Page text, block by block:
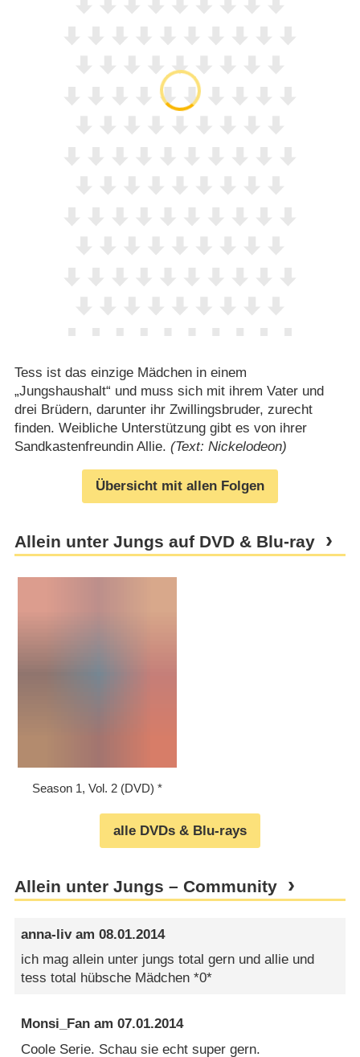
Tess ist das einzige Mädchen in einem
„Jungshaushalt“ und muss sich mit ihrem Vater und
drei Brüdern, darunter ihr Zwillingsbruder, zurecht
finden. Weibliche Unterstützung gibt es von ihrer
Sandkastenfreundin Allie. (Text: Nickelodeon)
Übersicht mit allen Folgen
Allein unter Jungs auf DVD & Blu-ray
Season 1, Vol. 2 (DVD)
alle DVDs & Blu-rays
Allein unter Jungs – Community
anna-livam08.01.2014
ich mag allein unter jungs total gern und allie und
tess total hübsche Mädchen *0*
Monsi_Fan am07.01.2014
Coole Serie. Schau sie echt super gern.